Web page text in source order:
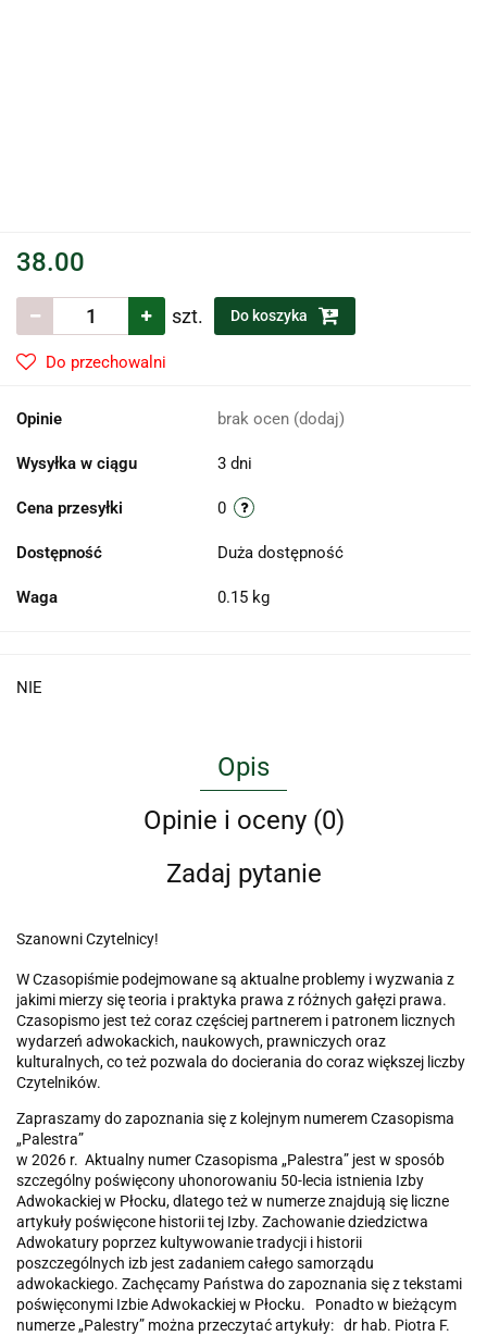
38.00
szt. Do koszyka
Do przechowalni
Opinie brak ocen (dodaj)
Wysyłka w ciągu 3 dni
Cena przesyłki 0
Dostępność Duża dostępność
Waga 0.15 kg
NIE
Opis
Opinie i oceny (0)
Zadaj pytanie
Szanowni Czytelnicy!
W Czasopiśmie podejmowane są aktualne problemy i wyzwania z
jakimi mierzy się teoria i praktyka prawa z różnych gałęzi prawa.
Czasopismo jest też coraz częściej partnerem i patronem licznych
wydarzeń adwokackich, naukowych, prawniczych oraz
kulturalnych, co też pozwala do docierania do coraz większej liczby
Czytelników.
Zapraszamy do zapoznania się z kolejnym numerem Czasopisma
„Palestra”
w 2026 r. Aktualny numer Czasopisma „Palestra” jest w sposób
szczególny poświęcony uhonorowaniu 50-lecia istnienia Izby
Adwokackiej w Płocku, dlatego też w numerze znajdują się liczne
artykuły poświęcone historii tej Izby. Zachowanie dziedzictwa
Adwokatury poprzez kultywowanie tradycji i historii
poszczególnych izb jest zadaniem całego samorządu
adwokackiego. Zachęcamy Państwa do zapoznania się z tekstami
poświęconymi Izbie Adwokackiej w Płocku. Ponadto w bieżącym
numerze „Palestry” można przeczytać artykuły: dr hab. Piotra F.